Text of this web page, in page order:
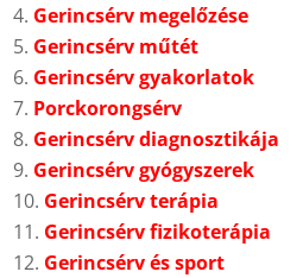
Gerincsérv megelőzése
Gerincsérv műtét
Gerincsérv gyakorlatok
Porckorongsérv
Gerincsérv diagnosztikája
Gerincsérv gyógyszerek
Gerincsérv terápia
Gerincsérv fizikoterápia
Gerincsérv és sport